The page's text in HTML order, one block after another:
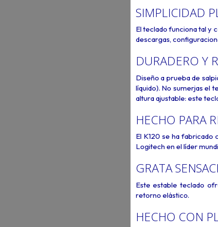
SIMPLICIDAD
El teclado funciona tal y
descargas,
DURADERO Y
Diseño a prueba de
líquido). No sumerjas el
altura ajustable: este
HECHO PARA
El K120 se ha fabricado
Logitech en el líder
GRATA
Este estable teclado
retorno elástico.
HECHO CON